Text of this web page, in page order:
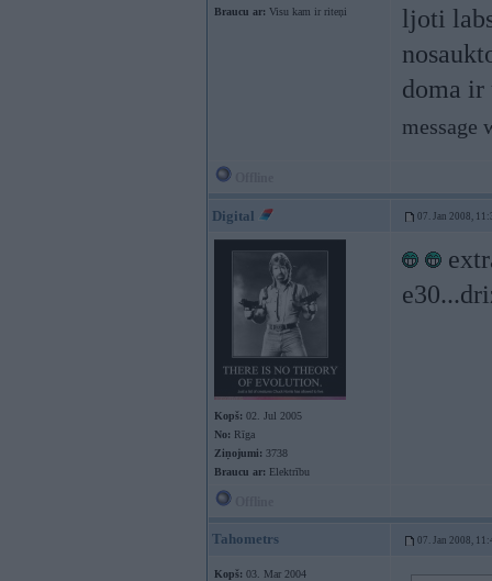
Braucu ar: Visu kam ir riteņi
ljoti
doma
message
Digital 07. Jan 2008,
Kopš: 02. Jul 2005
No: Rīga
Ziņojumi: 3738
Braucu ar: Elektrību
Tahometrs 07. Jan 2008,
Kopš: 03. Mar 2004